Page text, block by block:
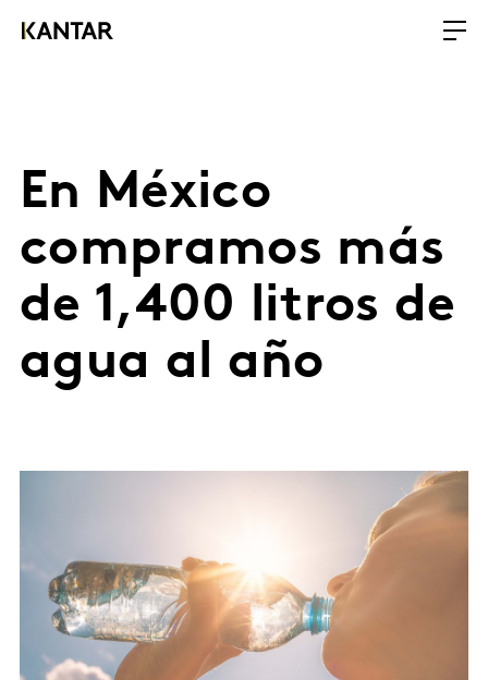
En México
compramos más
de 1,400 litros de
agua al año